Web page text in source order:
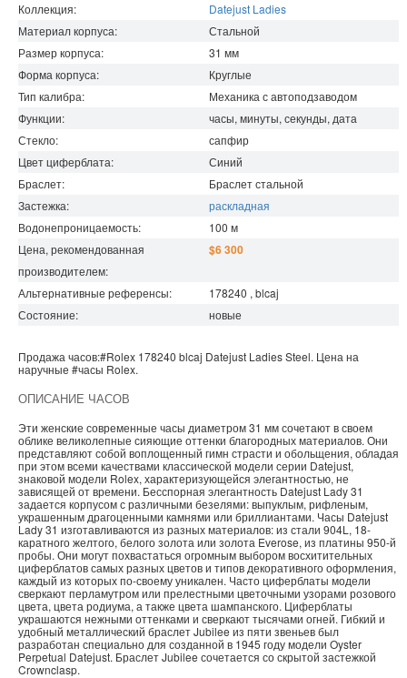
Коллекция:
Datejust Ladies
Материал корпуса:
Стальной
Размер корпуса:
31 мм
Форма корпуса:
Круглые
Тип калибра:
Механика с автоподзаводом
Функции:
часы, минуты, секунды, дата
Стекло:
сапфир
Цвет циферблата:
Синий
Браслет:
Браслет стальной
Застежка:
раскладная
Водонепроницаемость: 100 м
Цена, рекомендованная
производителем:
$6 300
Альтернативные референсы:
178240 , blcaj
Состояние:
новые
Продажа часов:#Rolex 178240 blcaj Datejust LadiesSteel. Цена на
наручные #часы Rolex.
ОПИСАНИЕ ЧАСОВ
Эти женские современные часы диаметром 31 мм сочетают в своем
облике великолепные сияющие оттенки благородных материалов. Они
представляют собой воплощенный гимн страсти и обольщения, обладая
при этом всеми качествами классической модели серии Datejust,
знаковой модели Rolex, характеризующейся элегантностью, не
зависящей от времени. Бесспорная элегантность Datejust Lady 31
задается корпусом с различными безелями: выпуклым, рифленым,
украшенным драгоценными камнями или бриллиантами. Часы Datejust
Lady 31 изготавливаются из разных материалов: из стали 904L, 18-
каратного желтого, белого золота или золота Everose, из платины 950-й
пробы. Они могут похвастаться огромным выбором восхитительных
циферблатов самых разных цветов и типов декоративного оформления,
каждый из которых по-своему уникален. Часто циферблаты модели
сверкают перламутром или прелестными цветочными узорами розового
цвета, цвета родиума, а также цвета шампанского. Циферблаты
украшаются нежными оттенками и сверкают тысячами огней. Гибкий и
удобный металлический браслет Jubilee из пяти звеньев был
разработан специально для созданной в 1945 году модели Oyster
Perpetual Datejust. Браслет Jubilee сочетается со скрытой застежкой
Crownclasp.